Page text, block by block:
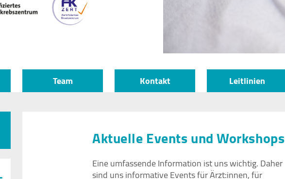
Team Kontakt Leitlinien
Aktuelle Events und Workshops
Eine umfassende Information ist uns wichtig. Daher
sind uns informative Events für Ärzt:innen, für